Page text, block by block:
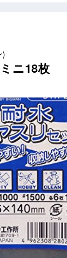
)
ニ18枚